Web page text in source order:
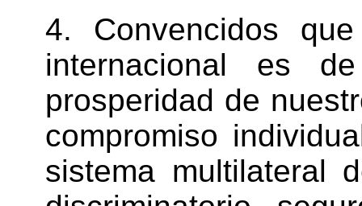
4. Convencidos
internacional es
prosperidad de
compromiso
sistema multilateral